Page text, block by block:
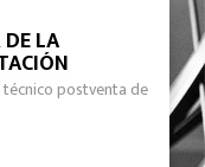
LA
postventa de